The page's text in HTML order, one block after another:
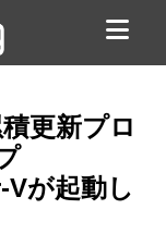
更新プロ
Vが起動し